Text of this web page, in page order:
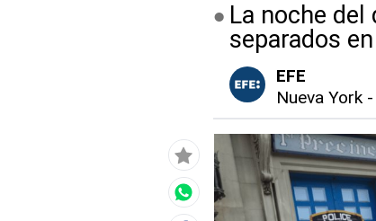
La noche
separados
EFE
Nueva York-